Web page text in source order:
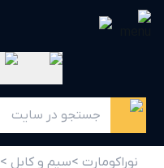
نوراکومارت >سیم و کابل >